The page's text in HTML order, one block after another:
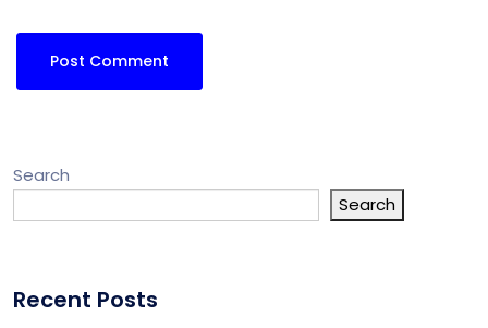
Search
Search
Recent Posts